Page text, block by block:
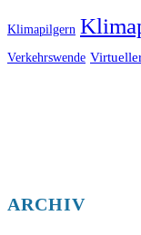
Klimapilgern
Verkehrswende
ARCHIV